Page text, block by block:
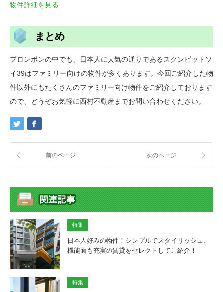
物件詳細を見る
まとめ
プロンポンの中でも、日本人に人気の通りであるスクンビットソ
イ39はファミリー向けの物件が多くあります。今回ご紹介した物
件以外にもたくさんのファミリー向け物件をご紹介しております
ので、どうぞお気軽に西村不動産までお問い合わせください。
前のページ 次のページ
特集
日本人好みの物件！シンプルでスタイリッシュ、
機能面も充実の賃貸をセレクトしてご紹介！
特集